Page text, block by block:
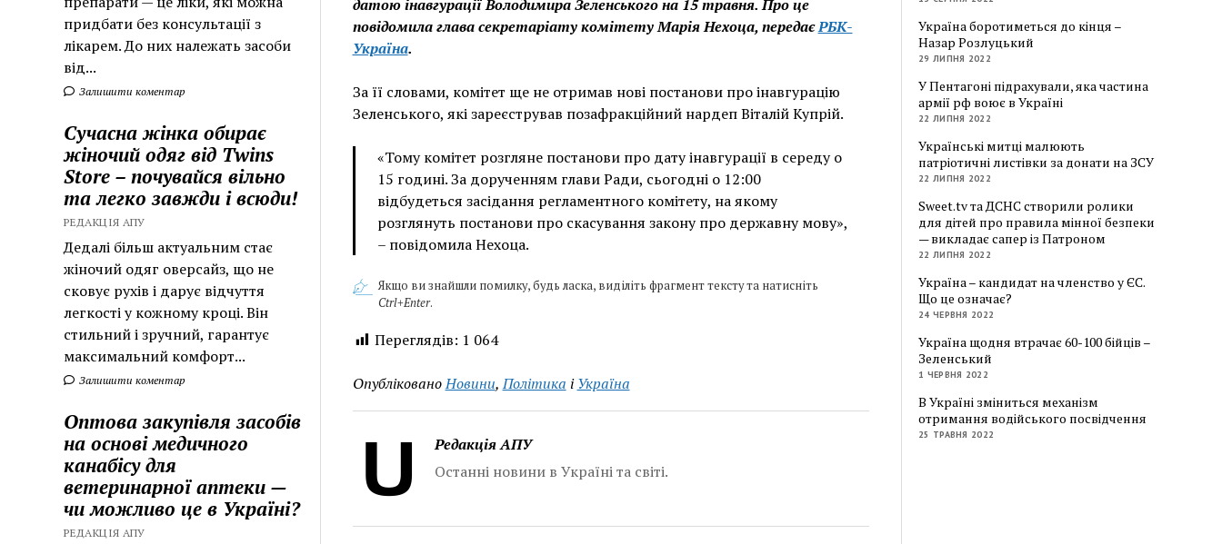
придбати без консультації з
лікарем. До них належать засоби
від...
Залишити коментар
Сучасна жінка обирає
жіночий одяг від Twins
Store – почувайся вільно
та легко завжди і всюди!
РЕДАКЦІЯ АПУ
Дедалі більш актуальним стає
жіночий одяг оверсайз, що не
сковує рухів і дарує відчуття
легкості у кожному кроці. Він
стильний і зручний, гарантує
максимальний комфорт...
Залишити коментар
Оптова закупівля засобів
на основі медичного
канабісу для
ветеринарної аптеки —
чи можливо це в Україні?
РЕДАКЦІЯ АПУ
датою інавгурації Володимира Зеленського на 15 травня. Про це
повідомила глава секретаріату комітету Марія Нехоца, передаєРБК-
Україна.
За її словами, комітет ще не отримав нові постанови про інавгурацію
Зеленського, які зареєстрував позафракційний нардеп Віталій Купрій.
«Тому комітет розгляне постанови про дату інавгурації в середу о
15 годині. За дорученням глави Ради, сьогодні о 12:00
відбудеться засідання регламентного комітету, на якому
розглянуть постанови про скасування закону про державну мову»,
– повідомила Нехоца.
Якщо ви знайшли помилку, будь ласка, виділіть фрагмент тексту та натисніть
Ctrl+Enter.
Переглядів: 1 064
ОпублікованоНовини,Політика іУкраїна
Редакція АПУ
Останні новини в Україні та світі.
Україна боротиметься до кінця –
Назар Розлуцький
29 ЛИПНЯ 2022
У Пентагоні підрахували, яка частина
армії рф воює в Україні
22 ЛИПНЯ 2022
Українські митці малюють
патріотичні листівки за донати на ЗСУ
22 ЛИПНЯ 2022
Sweet.tv та ДСНС створили ролики
для дітей про правила мінної безпеки
— викладає сапер із Патроном
22 ЛИПНЯ 2022
Україна – кандидат на членство у ЄС.
Що це означає?
24 ЧЕРВНЯ 2022
Україна щодня втрачає 60-100 бійців –
Зеленський
1 ЧЕРВНЯ 2022
В Україні зміниться механізм
отримання водійського посвідчення
25 ТРАВНЯ 2022